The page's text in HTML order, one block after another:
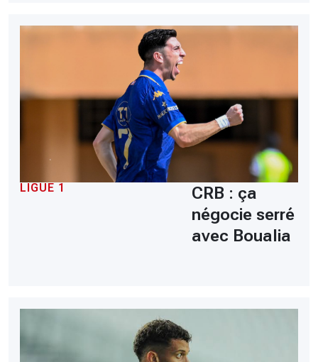
LIGUE 1
CRB : ça
négocie serré
avec Boualia